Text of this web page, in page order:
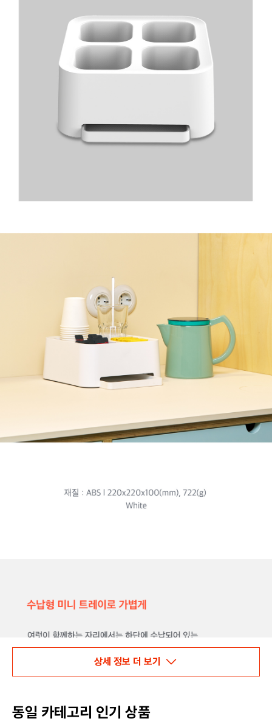
상세 정보 더 보기
동일 카테고리 인기 상품